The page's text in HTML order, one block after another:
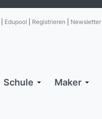
Edupool Registrieren Newsletter
Schule Maker